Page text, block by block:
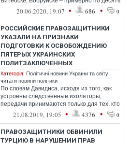
человек в каждом городе. Задержан...
20.06.2020, 19:07 • 686 • 0
РОССИЙСКИЕ ПРАВОЗАЩИТНИКИ
УКАЗАЛИ НА ПРИЗНАКИ
ПОДГОТОВКИ К ОСВОБОЖДЕНИЮ
ПЯТЕРЫХ УКРАИНСКИХ
ПОЛИТЗАКЛЮЧЕННЫХ
Категорія: Політичні новини України та світу:
читати новини політики
По словам Давидиса, исходя из того, как
устроены следственные изоляторы,
передачи принимаются только для тех, кто
там содержится.
21.08.2019, 19:05 • 4376 • 0
ПРАВОЗАЩИТНИКИ ОБВИНИЛИ
ТУРЦИЮ В НАРУШЕНИИ ПРАВ